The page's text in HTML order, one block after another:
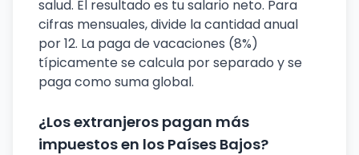
salud. El resultado es tu salario neto. Para
cifras mensuales, divide la cantidad anual
por 12. La paga de vacaciones (8%)
típicamente se calcula por separado y se
paga como suma global.
¿Los extranjeros pagan más
impuestos en los Países Bajos?